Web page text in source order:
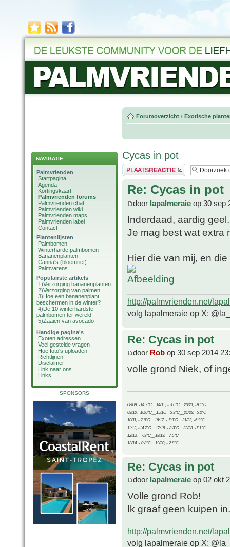
NAVIGATIE
Palmvrienden
Startpagina
Agenda
Kortingskaart
Palmvrienden forums
Palmvrienden chat
Palmvrienden wiki
Palmvrienden maps
Palmvrienden label
Contact
Plantenlijsten
Palmbomen
Winterharde palmbomen
Bananenplanten
Canna's (bloemriet)
Palmvarens
Populairste artikels
1)Verzorging bananenplanten
2)Verzorging van palmen
3)Hoe een bananenplant
beschermen in de winter?
4)De 10 winterhardste
palmbomen ter wereld
5)Zaaien van avocado
Handige pagina's
Exoten adressen
Veel gestelde vragen
Hoe foto's uploaden
Richtlijnen
Disclaimer
Link naar ons
Links
SPONSORS
Forumoverzicht ‹ Exotische
Cycas in pot
Plaats een reactie
Re: Cycas in pot
door lapalmeraie op 30 sep
Inderdaad, aardig geel.
Je mag best wat extra
Hier die van mij, en
http://palmvrienden.net/
volg lapalmeraie op X:
Re: Cycas in pot
door Rob op 30 sep 2014
volle grond Niek, of
08/09, -14.7°C__14/15, - 3.6°C__20/21, -9.1°C
09/10, -10.0°C__15/16, - 5.9°C__21/22, -5.2°C
10/11, - 7.9°C__16/17, - 7.9°C__21/22, -6.9°C
11/12, -14.7°C__17/18, - 8.3°C__22/23, -7.1°C
12/13, - 7.9°C__18/19, - 7.5°C
13/14, - 0.8°C__19/20, - 2.8°C
Re: Cycas in pot
door lapalmeraie op 02 okt
Volle grond Rob!
Ik graaf geen kuipen
http://palmvrienden.net/
volg lapalmeraie op X: